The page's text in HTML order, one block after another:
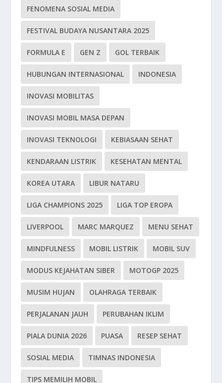
FENOMENA SOSIAL MEDIA
FESTIVAL BUDAYA NUSANTARA 2025
FORMULA E GEN Z GOL TERBAIK
HUBUNGAN INTERNASIONAL INDONESIA
INOVASI MOBILITAS
INOVASI MOBIL MASA DEPAN
INOVASI TEKNOLOGI KEBIASAAN SEHAT
KENDARAAN LISTRIK KESEHATAN MENTAL
KOREA UTARA LIBUR NATARU
LIGA CHAMPIONS 2025 LIGA TOP EROPA
LIVERPOOL MARC MARQUEZ MENU SEHAT
MINDFULNESS MOBIL LISTRIK MOBIL SUV
MODUS KEJAHATAN SIBER MOTOGP 2025
MUSIM HUJAN OLAHRAGA TERBAIK
PERJALANAN JAUH PERUBAHAN IKLIM
PIALA DUNIA 2026 PUASA RESEP SEHAT
SOSIAL MEDIA TIMNAS INDONESIA
TIPS MEMILIH MOBIL